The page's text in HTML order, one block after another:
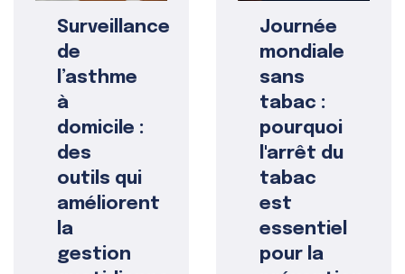
Surveillance
de
l’asthme
à
domicile :
des
outils qui
améliorent
la
gestion
Journée
mondiale
sans
tabac :
pourquoi
l'arrêt du
tabac
est
essentiel
pour la